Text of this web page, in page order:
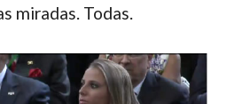
miradas. Todas.